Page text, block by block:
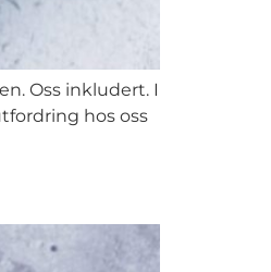
Oss inkludert. I
hos oss